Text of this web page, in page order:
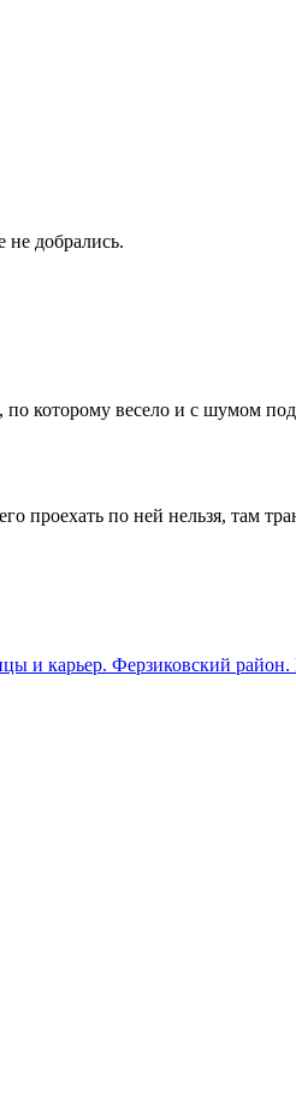
добрались.
которому весело и с шумом
проехать по ней нельзя, там
и карьер. Ферзиковский район.